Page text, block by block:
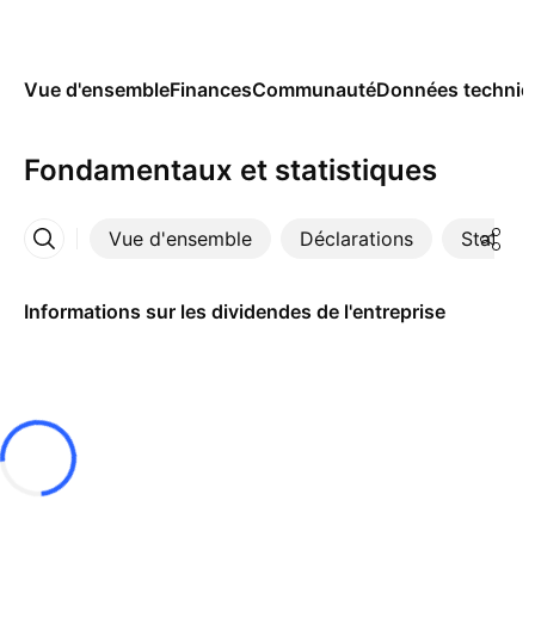
Vue d'ensembleFinancesCommunautéDonnées
Fondamentaux et statistiques
Vue d'ensemble Déclarations
Plus
Informations sur les dividendes de l'entreprise